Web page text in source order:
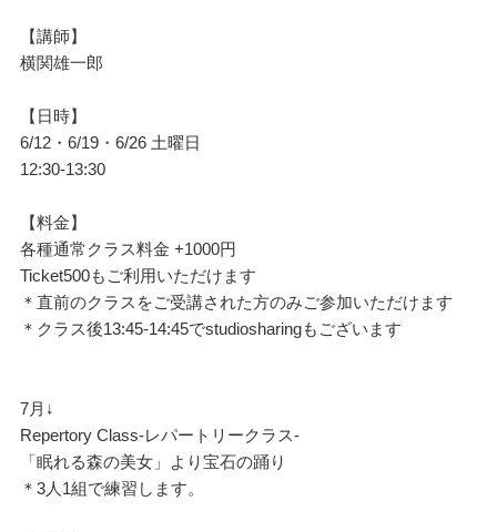
【講師】
横関雄一郎
【日時】
6/12・6/19・6/26 土曜日
12:30-13:30
【料金】
各種通常クラス料金 +1000円
Ticket500もご利用いただけます
＊直前のクラスをご受講された方のみご参加いただけます
＊クラス後13:45-14:45でstudiosharingもございます
7月↓
Repertory Class-レパートリークラス-
「眠れる森の美女」より宝石の踊り
＊3人1組で練習します。